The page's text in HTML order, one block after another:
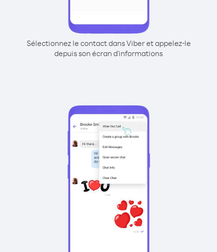
Sélectionnez le contact dans Viber et appelez-le
depuis son écran d'informations